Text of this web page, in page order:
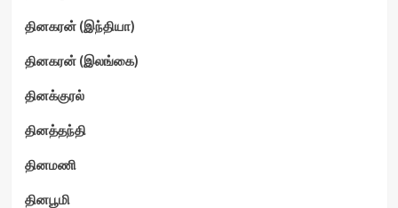
தினகரன் (இந்தியா)
தினகரன் (இலங்கை)
தினக்குரல்
தினத்தந்தி
தினமணி
தினபூமி